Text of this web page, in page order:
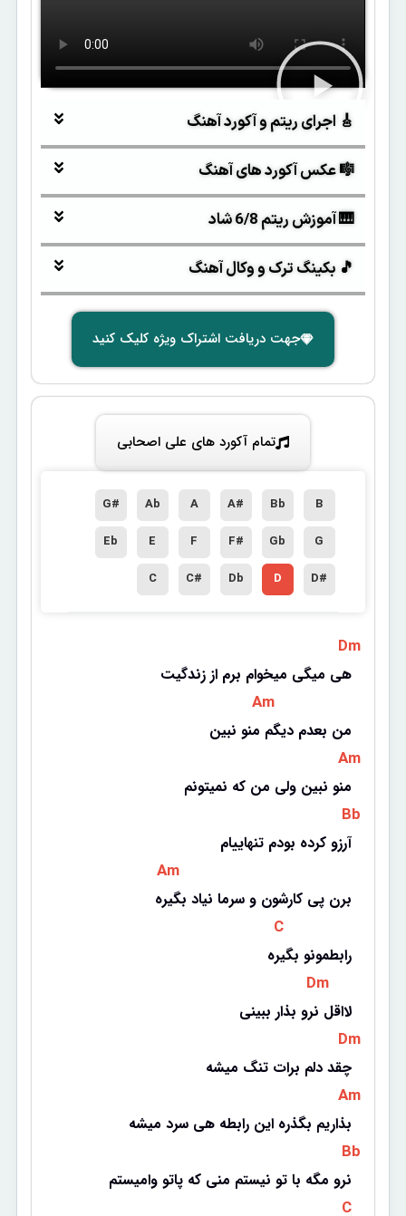
🎸 اجرای ریتم و آکورد آهنگ
🎼 عکس آکورد های آهنگ
🎹 آموزش ریتم 6/8 شاد
🎵 بکینگ ترک و وکال آهنگ
جهت دریافت اشتراک ویژه کلیک کنید
تمام آکورد های علی اصحابی
B
Bb
A#
A
Ab
G#
G
Gb
F#
F
E
Eb
D#
D
Db
C#
C
Dm
هی میگی میخوام برم از زندگیت
Am
من بعدم دیگم منو نبین
Am
منو نبین ولی من که نمیتونم
Bb
آرزو کرده بودم تنهاییام
Am
برن پی کارشون و سرما نیاد بگیره
C
رابطمونو بگیره
Dm
لااقل نرو بذار ببینی
Dm
چقد دلم برات تنگ میشه
Am
بذاریم بگذره این رابطه هی سرد میشه
Bb
نرو مگه با تو نیستم منی که پاتو وامیستم
C